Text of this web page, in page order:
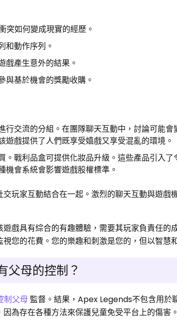
突如何變成現實的經歷。
和動作序列。
戲產生意外的結果。
與基於機會的獎勵收購。
行交流的分組。在團隊聊天互動中，討論可能
遊戲提供了人們既享受嬉戲又享受混亂的環境。
。戰利品盒可提供化妝品升級。這些產品引入
機會系統會影響遊戲股權標準。
玩家互動結合在一起。激烈的聊天互動與遊戲
戲具有綜合的有趣體驗，需要其玩家負責任的
您的花費。您的樂趣和刺激是您的，但以智慧
母的控制？
制父母 監督。結果，Apex Legends不包含用於
為存在各種方法來保護兒童免受平台上的傷害。